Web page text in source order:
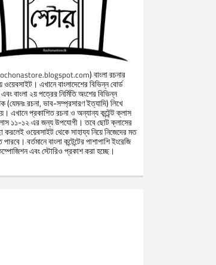
) বাংলা রচনার
এখানে বাংলাদেশের বিভিন্ন বোর্ড
বাংলা ২য় পত্রের নির্মিতি অংশের বিভিন্ন
(যেমনঃ রচনা, ভাব-সম্প্রসারণ ইত্যাদি) লিখে
এখানে প্রকাশিত রচনা ও অন্যান্য কন্টেন্ট ক্লাস
১১-১২ এর জন্য উপযোগী। তবে ছোট ক্লাসের
করলেই ওয়েবসাইট থেকে সাহায্য নিয়ে নিজেদের মত
বর্তমানে বাংলা কন্টেন্টের পাশাপাশি ইংরেজি
এবং স্টোরিও প্রকাশ করা হচ্ছে।